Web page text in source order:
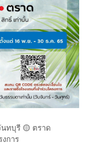
ทบุรี 🟡 ตราด
การ